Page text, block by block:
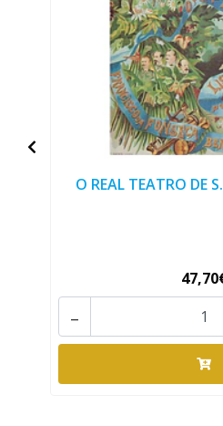
O REAL TEATRO DE
-